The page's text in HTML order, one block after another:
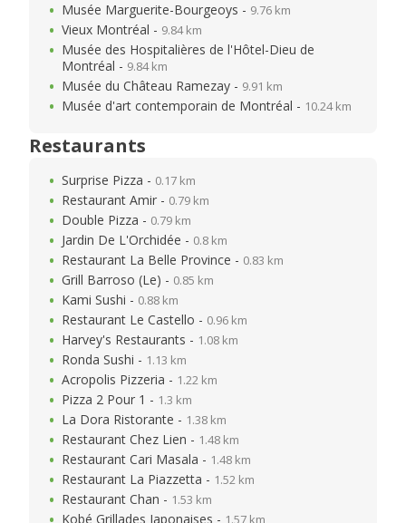
Musée Marguerite-Bourgeoys - 9.76 km
Vieux Montréal - 9.84 km
Musée des Hospitalières de l'Hôtel-Dieu de
Montréal - 9.84 km
Musée du Château Ramezay - 9.91 km
Musée d'art contemporain de Montréal - 10.24 km
Restaurants
Surprise Pizza - 0.17 km
Restaurant Amir - 0.79 km
Double Pizza - 0.79 km
Jardin De L'Orchidée - 0.8 km
Restaurant La Belle Province - 0.83 km
Grill Barroso (Le) - 0.85 km
Kami Sushi - 0.88 km
Restaurant Le Castello - 0.96 km
Harvey's Restaurants - 1.08 km
Ronda Sushi - 1.13 km
Acropolis Pizzeria - 1.22 km
Pizza 2 Pour 1 - 1.3 km
La Dora Ristorante - 1.38 km
Restaurant Chez Lien - 1.48 km
Restaurant Cari Masala - 1.48 km
Restaurant La Piazzetta - 1.52 km
Restaurant Chan - 1.53 km
Kobé Grillades Japonaises - 1.57 km